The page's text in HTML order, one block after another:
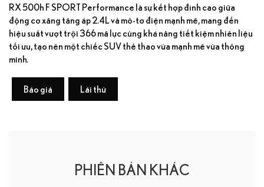
RX 500h F SPORT Performance là sự kết hợp đỉnh cao giữa
động cơ xăng tăng áp 2.4L và mô-tơ điện mạnh mẽ, mang đến
hiệu suất vượt trội 366 mã lực cùng khả năng tiết kiệm nhiên liệu
tối ưu, tạo nên một chiếc SUV thể thao vừa mạnh mẽ vừa thông
minh.
Báo giá Lái thử
PHIÊN BẢN KHÁC